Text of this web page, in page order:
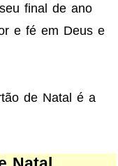
final de ano
e fé em Deus e
de Natal é a